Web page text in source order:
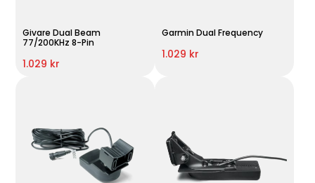
Givare Dual Beam
77/200KHz 8-Pin
1.029 kr
Garmin Dual Frequency
1.029 kr